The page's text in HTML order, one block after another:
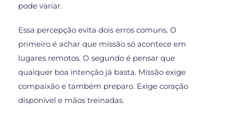
pode variar.
Essa percepção evita dois erros comuns. O
primeiro é achar que missão só acontece em
lugares remotos. O segundo é pensar que
qualquer boa intenção já basta. Missão exige
compaixão e também preparo. Exige coração
disponível e mãos treinadas.